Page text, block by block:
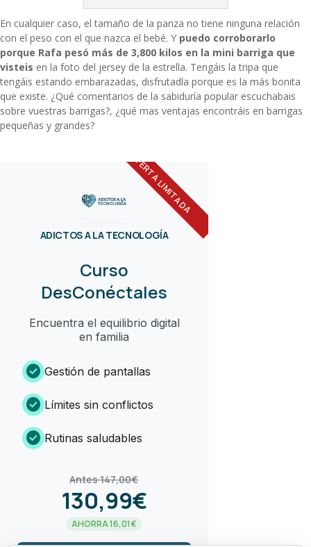
En cualquier caso, el tamaño de la panza no tiene ninguna relación
con el peso con el que nazca el bebé. Y puedo corroborarlo
porque Rafa pesó más de 3,800 kilos en la mini barriga que
visteis en la foto del jersey de la estrella. Tengáis la tripa que
tengáis estando embarazadas, disfrutadla porque es la más bonita
que existe. ¿Qué comentarios de la sabiduría popular escuchabais
sobre vuestras barrigas?, ¿qué mas ventajas encontráis en barrigas
pequeñas y grandes?
OFERTA LIMITADA
ADICTOS A LA TECNOLOGÍA
Curso
DesConéctales
Encuentra el equilibrio digital
en familia
check_circle Gestión de pantallas
check_circle Límites sin conflictos
check_circle Rutinas saludables
Antes 147,00€
130,99€
AHORRA 16,01€